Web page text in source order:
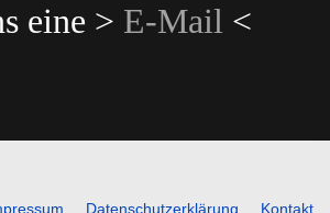
eine > E-Mail <
Datenschutzerklärung Kontakt